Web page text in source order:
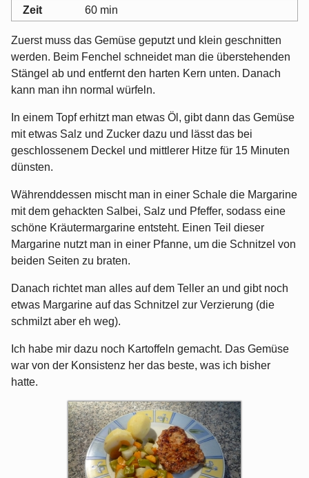
Zeit 60 min
Zuerst muss das Gemüse geputzt und klein geschnitten
werden. Beim Fenchel schneidet man die überstehenden
Stängel ab und entfernt den harten Kern unten. Danach
kann man ihn normal würfeln.
In einem Topf erhitzt man etwas Öl, gibt dann das Gemüse
mit etwas Salz und Zucker dazu und lässt das bei
geschlossenem Deckel und mittlerer Hitze für 15 Minuten
dünsten.
Währenddessen mischt man in einer Schale die Margarine
mit dem gehackten Salbei, Salz und Pfeffer, sodass eine
schöne Kräutermargarine entsteht. Einen Teil dieser
Margarine nutzt man in einer Pfanne, um die Schnitzel von
beiden Seiten zu braten.
Danach richtet man alles auf dem Teller an und gibt noch
etwas Margarine auf das Schnitzel zur Verzierung (die
schmilzt aber eh weg).
Ich habe mir dazu noch Kartoffeln gemacht. Das Gemüse
war von der Konsistenz her das beste, was ich bisher
hatte.